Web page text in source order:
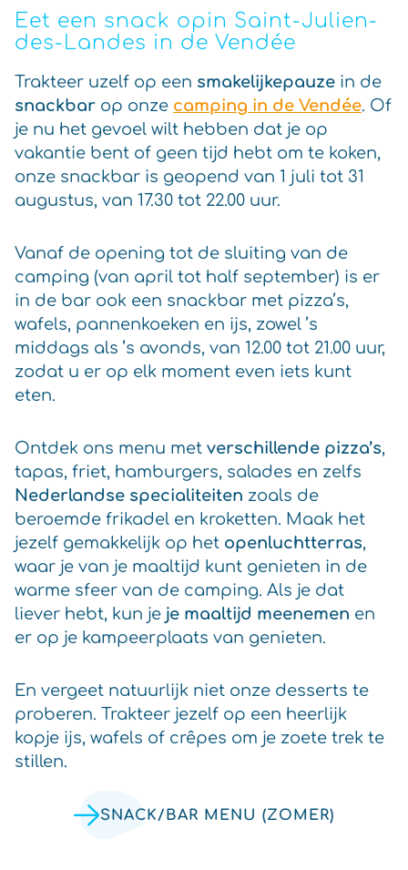
Eet een snack opin Saint-Julien-
des-Landes in de Vendée
Trakteer uzelf op een smakelijkepauze in de
snackbar op onze camping in de Vendée. Of
je nu het gevoel wilt hebben dat je op
vakantie bent of geen tijd hebt om te koken,
onze snackbar is geopend van 1 juli tot 31
augustus, van 17.30 tot 22.00 uur.
Vanaf de opening tot de sluiting van de
camping (van april tot half september) is er
in de bar ook een snackbar met pizza’s,
wafels, pannenkoeken en ijs, zowel ’s
middags als ’s avonds, van 12.00 tot 21.00 uur,
zodat u er op elk moment even iets kunt
eten.
Ontdek ons menu met verschillende pizza’s,
tapas, friet, hamburgers, salades en zelfs
Nederlandse specialiteiten zoals de
beroemde frikadel en kroketten. Maak het
jezelf gemakkelijk op het openluchtterras,
waar je van je maaltijd kunt genieten in de
warme sfeer van de camping. Als je dat
liever hebt, kun je je maaltijd meenemen en
er op je kampeerplaats van genieten.
En vergeet natuurlijk niet onze desserts te
proberen. Trakteer jezelf op een heerlijk
kopje ijs, wafels of crêpes om je zoete trek te
stillen.
SNACK/BAR MENU (ZOMER)